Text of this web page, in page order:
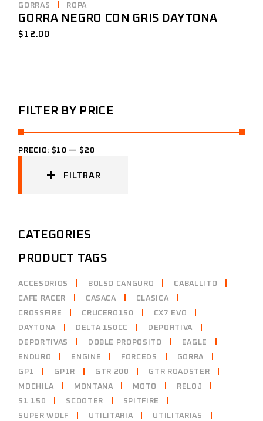
GORRAS ROPA
GORRA NEGRO CON GRIS DAYTONA
$ 12.00
FILTER BY PRICE
FILTRAR
PRECIO: $10 — $20
CATEGORIES
PRODUCT TAGS
ACCESORIOS BOLSO CANGURO
CABALLITO
CAFE RACER
CASACA
CLASICA
CROSSFIRE
CRUCERO150
CX7 EVO
DAYTONA
DELTA 150CC
DEPORTIVA
DEPORTIVAS
DOBLE PROPOSITO
EAGLE
ENDURO
ENGINE FORCEDS
GORRA
GP1
GP1R GTR 200
GTR ROADSTER
MOCHILA
MONTANA MOTO
RELOJ
S1 150
SCOOTER
SPITFIRE
SUPER WOLF
UTILITARIA
UTILITARIAS